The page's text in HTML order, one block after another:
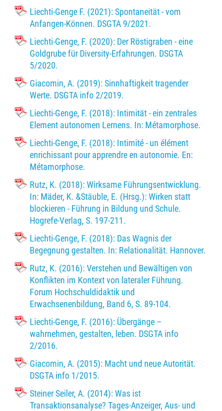
Liechti-Genge F. (2021): Spontaneität - vom
Anfangen-Können. DSGTA 9/2021.
Liechti-Genge, F. (2020): Der Röstigraben - eine
Goldgrube für Diversity-Erfahrungen. DSGTA
5/2020.
Giacomin, A. (2019): Sinnhaftigkeit tragender
Werte. DSGTA info 2/2019.
Liechti-Genge, F. (2018): Intimität - ein zentrales
Element autonomen Lernens. In: Métamorphose.
Liechti-Genge, F. (2018): Intimité - un élément
enrichissant pour apprendre en autonomie. En:
Métamorphose.
Rutz, K. (2018): Wirksame Führungsentwicklung.
In: Mäder, K. &Stäuble, E. (Hrsg.): Wirken statt
blockieren - Führung in Bildung und Schule.
Hogrefe-Verlag, S. 197-211.
Liechti-Genge, F. (2018): Das Wagnis der
Begegnung gestalten. In: Relationalität. Hannover.
Rutz, K. (2016): Verstehen und Bewältigen von
Konflikten im Kontext von lateraler Führung.
Forum Hochschuldidaktik und
Erwachsenenbildung, Band 6, S. 89-104.
Liechti-Genge, F. (2016): Übergänge –
wahrnehmen, gestalten, leben. DSGTA info
2/2016.
Giacomin, A. (2015): Macht und neue Autorität.
DSGTA info 1/2015.
Steiner Seiler, A. (2014): Was ist
Transaktionsanalyse? Tages-Anzeiger, Aus- und